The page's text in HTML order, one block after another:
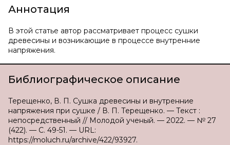
Аннотация
В этой статье автор рассматривает процесс сушки
древесины и возникающие в процессе внутренние
напряжения.
Библиографическое описание
Терещенко, В. П. Сушка древесины и внутренние
напряжения при сушке / В. П. Терещенко. — Текст :
непосредственный // Молодой ученый. — 2022. — № 27
(422). — С. 49-51. — URL:
https://moluch.ru/archive/422/93927.